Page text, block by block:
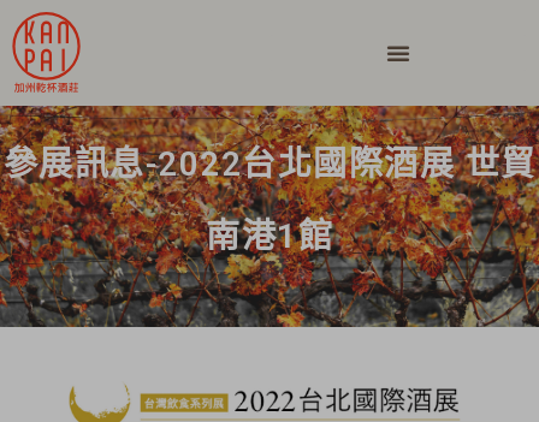
參展訊息-2022台北國際酒展 世貿
南港1館